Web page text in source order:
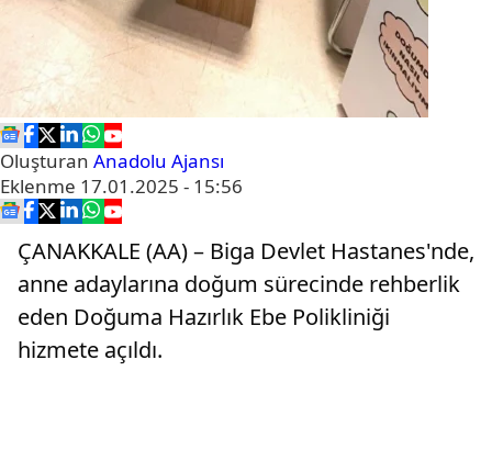
Oluşturan Anadolu Ajansı
Eklenme 17.01.2025 - 15:56
ÇANAKKALE (AA) – Biga Devlet Hastanes'nde,
anne adaylarına doğum sürecinde rehberlik
eden Doğuma Hazırlık Ebe Polikliniği
hizmete açıldı.